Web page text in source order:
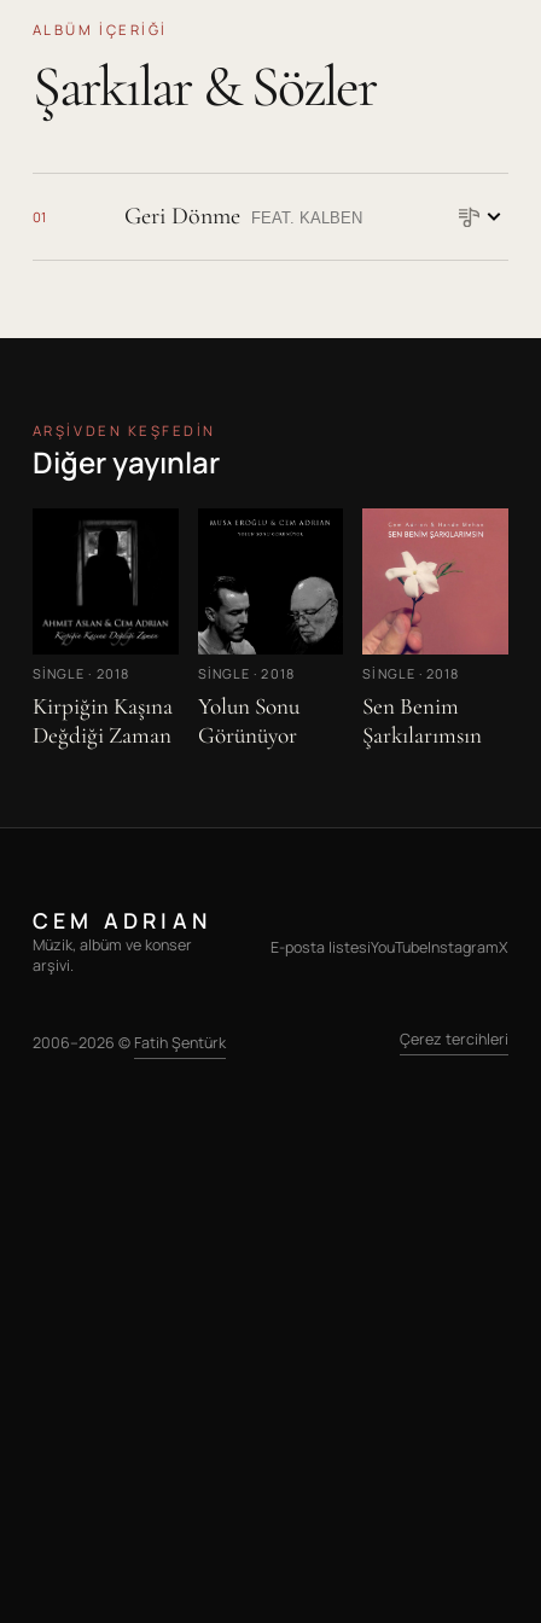
ALBÜM IÇERIĞI
Şarkılar & Sözler
01 Geri Dönme FEAT. KALBEN
Şarkı sözleri
ARŞIVDEN KEŞFEDIN
Diğer yayınlar
SINGLE · 2018
Kirpiğin Kaşına
Değdiği Zaman
SINGLE ·2018
Yolun Sonu
Görünüyor
SINGLE ·2018
Sen Benim
Şarkılarımsın
CEM ADRIAN
Müzik, albüm ve konser
arşivi.
E-posta listesiYouTubeInstagramX
2006–2026 © Fatih Şentürk Çerez tercihleri